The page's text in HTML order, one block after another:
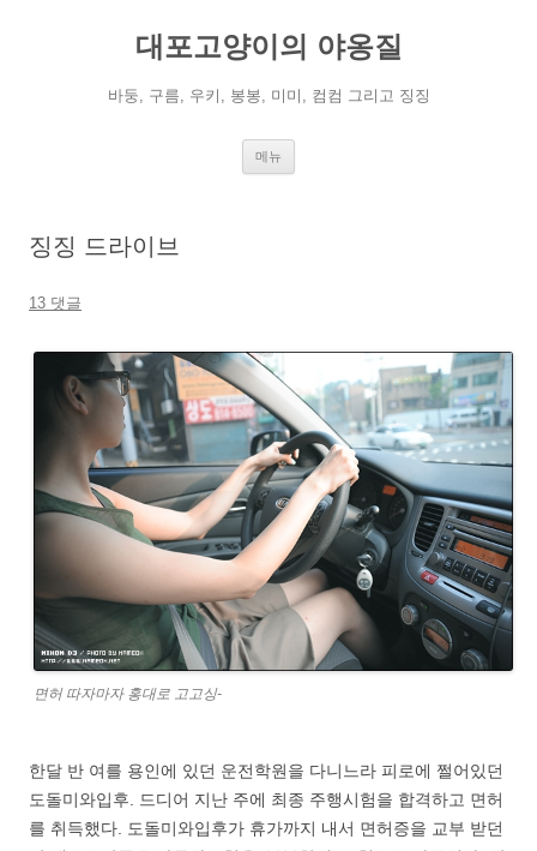
대포고양이의 야옹질
바둥, 구름, 우키, 봉봉, 미미, 컴컴 그리고 징징
메뉴
징징 드라이브
13 댓글
면허 따자마자 홍대로 고고싱-
한달 반 여를 용인에 있던 운전학원을 다니느라 피로에 쩔어있던
도돌미와입후. 드디어 지난 주에 최종 주행시험을 합격하고 면허
를 취득했다. 도돌미와입후가 휴가까지 내서 면허증을 교부 받던